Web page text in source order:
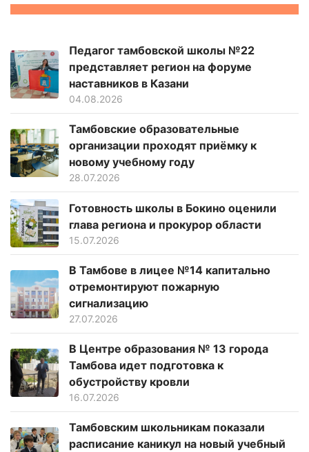
Педагог тамбовской школы №22
представляет регион на форуме
наставников в Казани
04.08.2026
Тамбовские образовательные
организации проходят приёмку к
новому учебному году
28.07.2026
Готовность школы в Бокино оценили
глава региона и прокурор области
15.07.2026
В Тамбове в лицее №14 капитально
отремонтируют пожарную
сигнализацию
27.07.2026
В Центре образования № 13 города
Тамбова идет подготовка к
обустройству кровли
16.07.2026
Тамбовским школьникам показали
расписание каникул на новый учебный